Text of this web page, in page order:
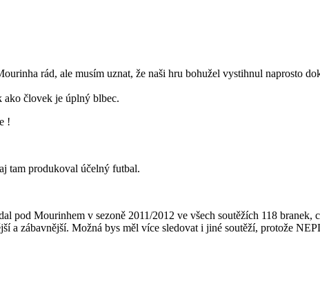
rád, ale musím uznat, že naši hru bohužel vystihnul naprosto
ako človek je úplný blbec.
!
tam produkoval účelný futbal.
pod Mourinhem v sezoně 2011/2012 ve všech soutěžích 118
a zábavnější. Možná bys měl více sledovat i jiné soutěží, protože